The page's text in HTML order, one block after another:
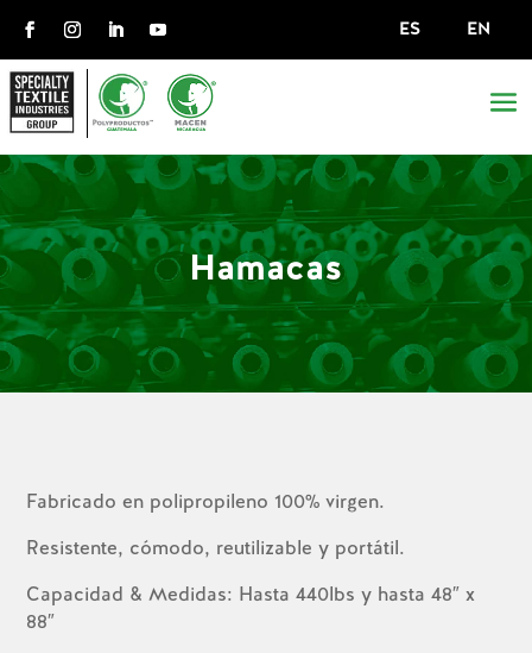
ES EN
Hamacas
Fabricado en polipropileno 100% virgen.
Resistente, cómodo, reutilizable y portátil.
Capacidad & Medidas: Hasta 440lbs y hasta 48″ x
88″